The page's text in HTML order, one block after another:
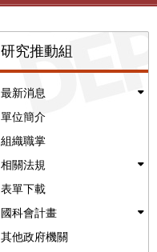
研究推動組
最新消息
單位簡介
組織職掌
相關法規
表單下載
國科會計畫
其他政府機關